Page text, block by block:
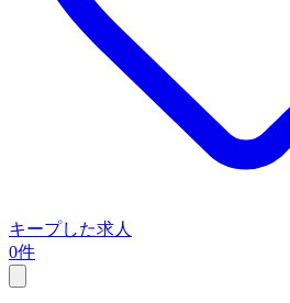
キープした求人
0件